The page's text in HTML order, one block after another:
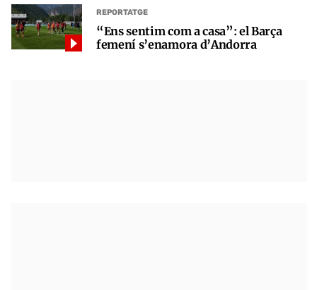
REPORTATGE
“Ens sentim com a casa”: el Barça
femení s’enamora d’Andorra